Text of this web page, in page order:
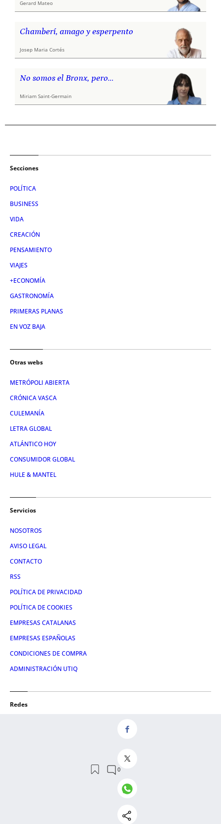
Gerard Mateo
Chamberí, amago y esperpento
Josep Maria Cortés
No somos el Bronx, pero…
Miriam Saint-Germain
Secciones
POLÍTICA
BUSINESS
VIDA
CREACIÓN
PENSAMIENTO
VIAJES
+ECONOMÍA
GASTRONOMÍA
PRIMERAS PLANAS
EN VOZ BAJA
Otras webs
METRÓPOLI ABIERTA
CRÓNICA VASCA
CULEMANÍA
LETRA GLOBAL
ATLÁNTICO HOY
CONSUMIDOR GLOBAL
HULE & MANTEL
Servicios
NOSOTROS
AVISO LEGAL
CONTACTO
RSS
POLÍTICA DE PRIVACIDAD
POLÍTICA DE COOKIES
EMPRESAS CATALANAS
EMPRESAS ESPAÑOLAS
CONDICIONES DE COMPRA
ADMINISTRACIÓN UTIQ
Redes
© 2026 Crónica Global Media, SL